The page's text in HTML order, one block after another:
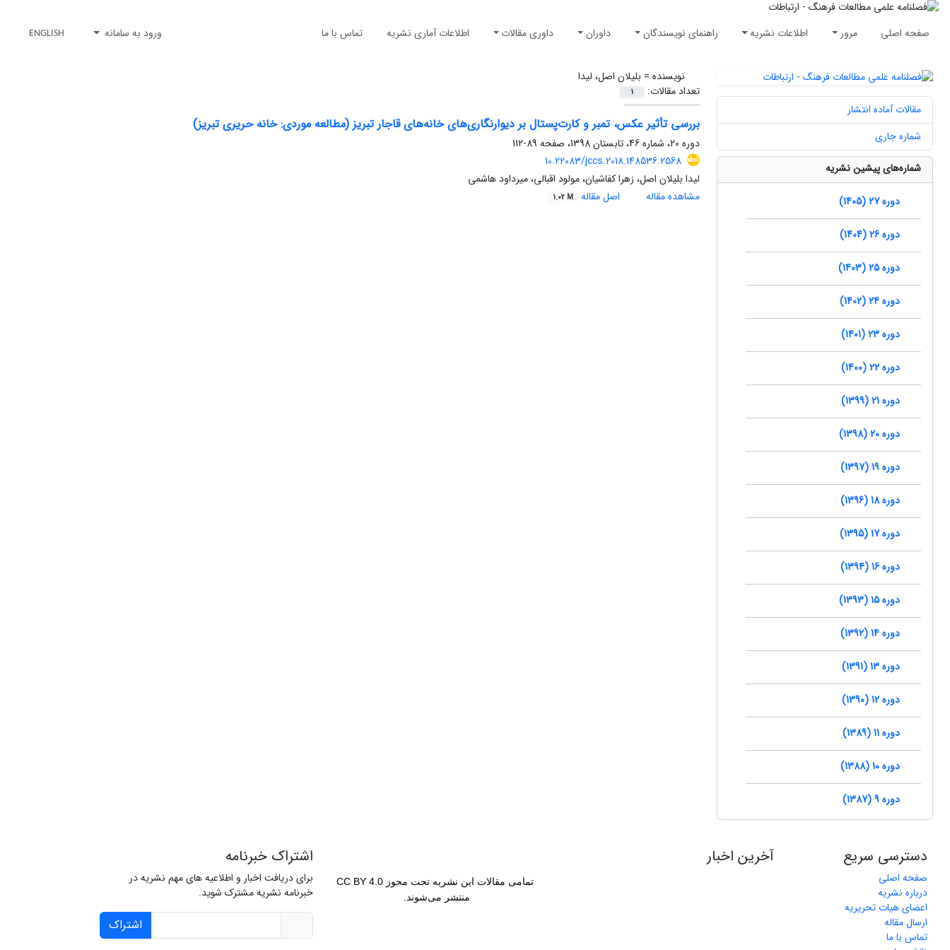
صفحه اصلی مرور اطلاعات نشریه راهنمای نویسندگان داوران داوری مقالات اطلاعات آماری نشریه تماس با ما ورود به سامانه ENGLISH
نویسنده = بلیلان اصل، لیدا
تعداد مقالات:
1
بررسی تأثیر عکس، تمبر و کارت‌پستال بر دیوارنگاری‌های خانه‌های قاجار تبریز (مطالعه موردی: خانه حریری تبریز)
دوره 20، شماره 46، تابستان 1398، صفحه
89-112
10.22083/jccs.2018.148536.2568
لیدا بلیلان اصل، زهرا کفاشیان، مولود اقبالی، میرداود هاشمی
مشاهده مقاله
اصل مقاله 1.02 M
مقالات آماده انتشار
شماره جاری
شماره‌های پیشین نشریه
دوره 27 (1405)
دوره 26 (1404)
دوره 25 (1403)
دوره 24 (1402)
دوره 23 (1401)
دوره 22 (1400)
دوره 21 (1399)
دوره 20 (1398)
دوره 19 (1397)
دوره 18 (1396)
دوره 17 (1395)
دوره 16 (1394)
دوره 15 (1393)
دوره 14 (1392)
دوره 13 (1391)
دوره 12 (1390)
دوره 11 (1389)
دوره 10 (1388)
دوره 9 (1387)
دسترسی سریع
صفحه اصلی
درباره نشریه
اعضای هیات تحریریه
ارسال مقاله
تماس با ما
آخرین اخبار
تمامی مقالات این نشریه تحت مجوز CC BY 4.0
منتشر می‌شوند.
اشتراک خبرنامه
برای دریافت اخبار و اطلاعیه های مهم نشریه در
خبرنامه نشریه مشترک شوید.
اشتراک